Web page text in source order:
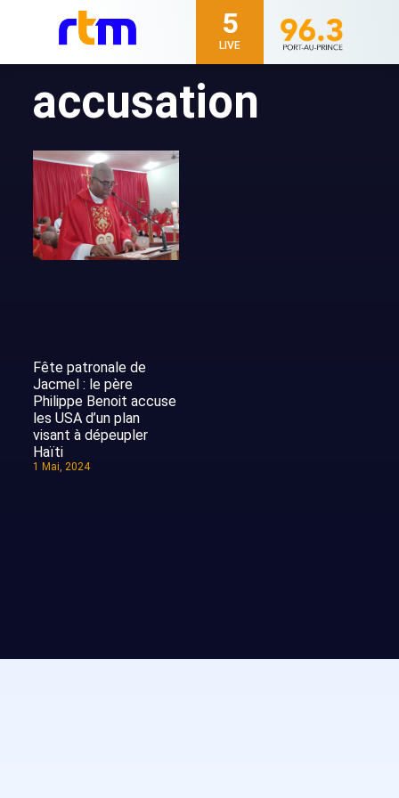
5
LIVE
accusation
Fête patronale de
Jacmel : le père
Philippe Benoit accuse
les USA d’un plan
visant à dépeupler
Haïti
1 Mai, 2024